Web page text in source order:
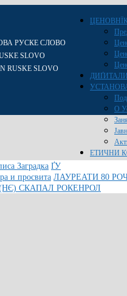
О
ЕТИЧНИ
РУСКЕ СЛОВО
SLOVO
RUSKE SLOVO
Заградка ҐУ
и просвита ЛАУРЕАТИ 80
СКАПАЛ РОКЕНРОЛ